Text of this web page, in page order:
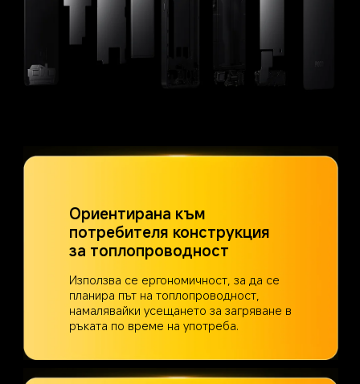
Ориентирана към
потребителя конструкция
за топлопроводност
Използва се ергономичност, за да се
планира път на топлопроводност,
намалявайки усещането за загряване в
ръката по време на употреба.